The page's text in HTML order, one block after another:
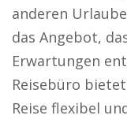
anderen
das Angebot,
Erwartungen
Reisebüro
Reise flexibel